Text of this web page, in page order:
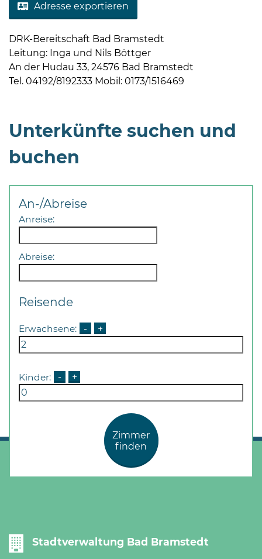
08
Uhr
und
sowie
außerhalb
Öffnungszeiten
Vereinbarung.
Adresse exportieren
DRK-Bereitschaft Bad Bramstedt
Leitung: Inga und Nils Böttger
An der Hudau 33, 24576 Bad Bramstedt
Tel. 04192/8192333 Mobil: 0173/1516469
Unterkünfte suchen und
buchen
An-/Abreise
Anreise:
Abreise:
Reisende
Erwachsene: - +
Kinder: - +
Zimmer
finden
Stadtverwaltung Bad Bramstedt